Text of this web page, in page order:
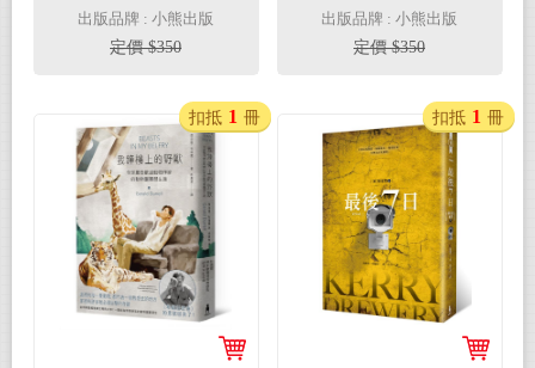
出版品牌 : 小熊出版
定價 $350
出版品牌 : 小熊出版
定價 $350
扣抵 1 冊 扣抵 1 冊